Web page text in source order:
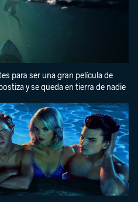
para ser una gran película de
y se queda en tierra de nadie